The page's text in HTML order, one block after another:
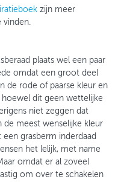
zijn meer
vinden.
plaats wel een paar
omdat een groot deel
de rode of paarse kleur en
hoewel dit geen wettelijke
niet zeggen dat
de meest wenselijke kleur
een grasberm inderdaad
het lelijk, met name
omdat er al zoveel
om over te schakelen